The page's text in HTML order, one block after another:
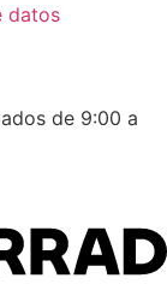
datos
de 9:00 a